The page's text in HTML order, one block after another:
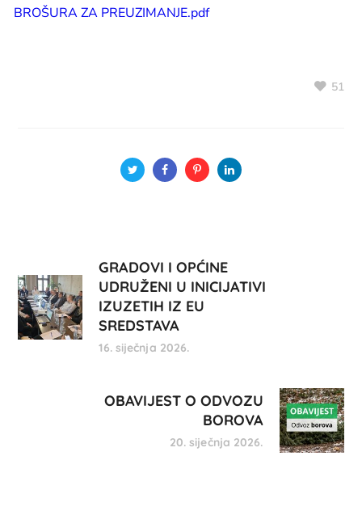
BROŠURA ZA PREUZIMANJE.pdf
51
GRADOVI I OPĆINE
UDRUŽENI U INICIJATIVI
IZUZETIH IZ EU
SREDSTAVA
16. siječnja 2026.
OBAVIJEST O ODVOZU
BOROVA
20. siječnja 2026.